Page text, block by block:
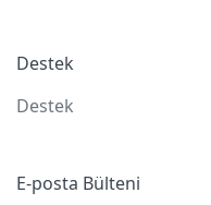
Destek
Destek
E-posta Bülteni